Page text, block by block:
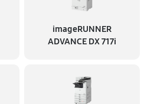
imageRUNNER
ADVANCE DX 717i